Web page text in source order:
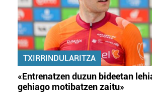
TXIRRINDULARITZA
«Entrenatzen duzun bideetan
gehiago motibatzen zaitu»